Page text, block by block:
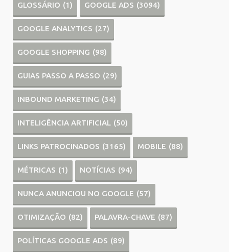
GLOSSÁRIO (1) GOOGLE ADS (3094)
GOOGLE ANALYTICS (27)
GOOGLE SHOPPING (98)
GUIAS PASSO A PASSO (29)
INBOUND MARKETING (34)
INTELIGÊNCIA ARTIFICIAL (50)
LINKS PATROCINADOS (3165) MOBILE (88)
MÉTRICAS (1) NOTÍCIAS (94)
NUNCA ANUNCIOU NO GOOGLE (57)
OTIMIZAÇÃO (82) PALAVRA-CHAVE (87)
POLÍTICAS GOOGLE ADS (89)